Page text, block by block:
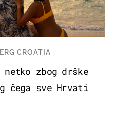
CROATIA
netko zbog drške
čega sve Hrvati